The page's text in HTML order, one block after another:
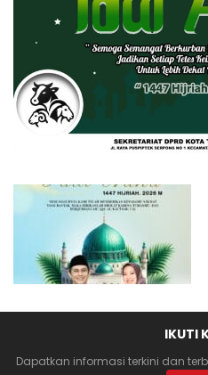
IKUTI
Dapatkan informasi terkini dan